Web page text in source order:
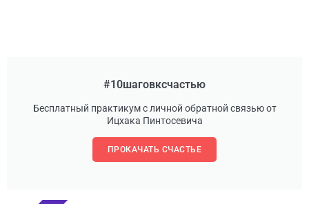
#10шаговксчастью
Бесплатный практикум с личной обратной связью от
Ицхака Пинтосевича
ПРОКАЧАТЬ СЧАСТЬЕ